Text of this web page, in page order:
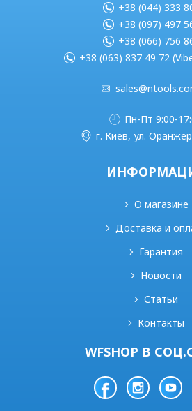
+38 (044) 333
+38 (097) 497
+38 (066) 756
+38 (063) 837 49 72
Пн-Пт 9:00-
г. Киев, ул.
О магазине
Доставка и
Гарантия
Новости
Статьи
Контакты
WFSHOP В